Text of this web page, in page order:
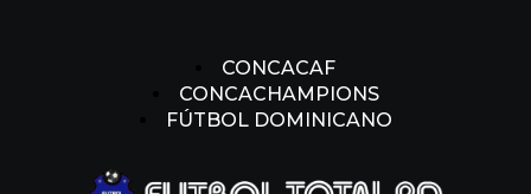
CONCACAF
CONCACHAMPIONS
FÚTBOL DOMINICANO